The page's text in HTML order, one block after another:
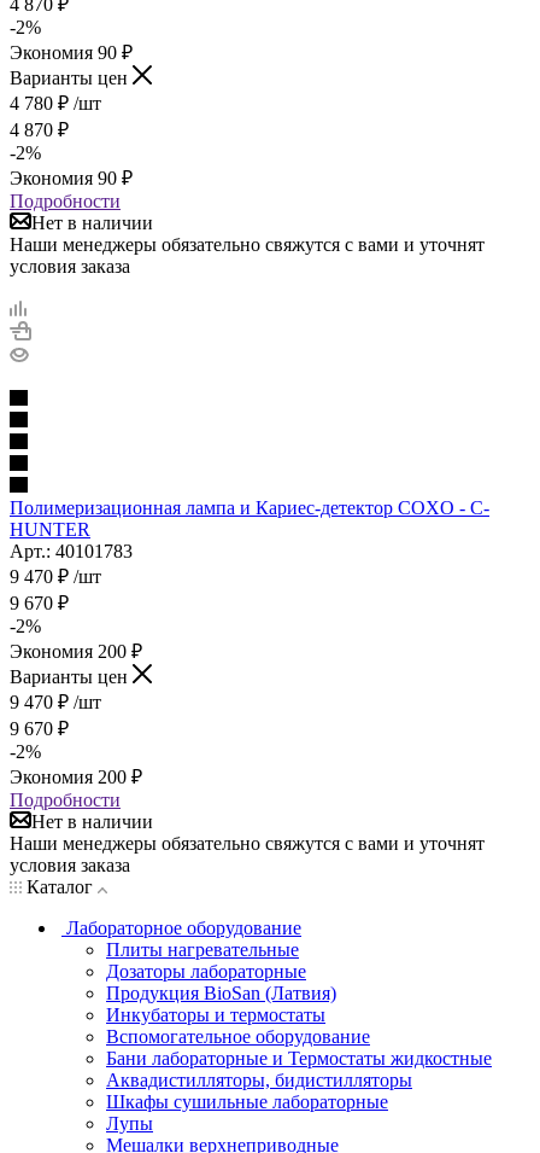
-2%
Экономия 90 ₽
Варианты цен
4 780 ₽ /шт
4 870 ₽
-2%
Экономия 90 ₽
Подробности
Нет в наличии
Наши менеджеры обязательно свяжутся с вами и уточнят
условия заказа
Полимеризационная лампа и Кариес-детектор COXO - C-
HUNTER
Арт.: 40101783
9 470 ₽ /шт
9 670 ₽
-2%
Экономия 200 ₽
Варианты цен
9 470 ₽ /шт
9 670 ₽
-2%
Экономия 200 ₽
Подробности
Нет в наличии
Наши менеджеры обязательно свяжутся с вами и уточнят
условия заказа
Каталог
Лабораторное оборудование
Плиты нагревательные
Дозаторы лабораторные
Продукция BioSan (Латвия)
Инкубаторы и термостаты
Вспомогательное оборудование
Бани лабораторные и Термостаты жидкостные
Аквадистилляторы, бидистилляторы
Шкафы сушильные лабораторные
Лупы
Мешалки верхнеприводные